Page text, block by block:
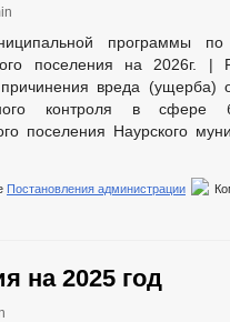
программы
поселения на 2026г.
причинения вреда
контроля в сфере
поселения Наурского
Постановления администрации
на 2025 год